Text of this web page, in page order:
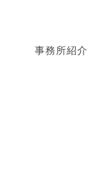
事務所紹介